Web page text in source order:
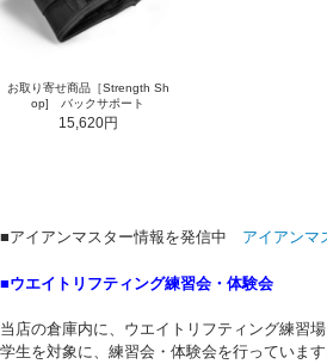
お取り寄せ商品［Strength Sh
op] バックサポート
15,620円
■アイアンマスター情報を発信中 アイアンマ
■ウエイトリフティング練習会・体験会
当店の倉庫内に、ウエイトリフティング練習
学生を対象に、練習会・体験会を行っていま